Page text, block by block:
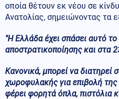
οποία θέτουν εκ νέου σε
Ανατολίας, σημειώνοντας τα
"Η Ελλάδα έχει σπάσει αυτό
αποστρατικοποίησης και στα
Κανονικά, μπορεί να διατηρεί
χωροφυλακής για επιβολή
φέρει φορητά όπλα, πιστόλια